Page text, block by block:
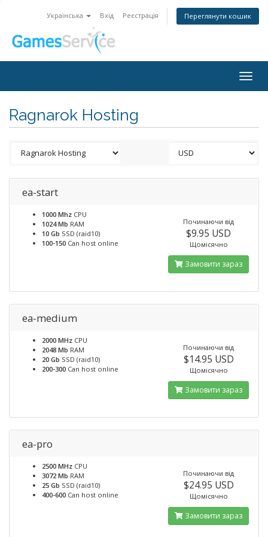
Українська Вхід Реєстрація Переглянути кошик
Ragnarok Hosting
ea-start
1000 Mhz CPU
1024 Mb RAM
10 Gb SSD (raid10)
100-150 Can host online
Починаючи від
$9.95 USD
Щомісячно
Замовити зараз
ea-medium
2000 MHz CPU
2048 Mb RAM
20 Gb SSD (raid10)
200-300 Can host online
Починаючи від
$14.95 USD
Щомісячно
Замовити зараз
ea-pro
2500 MHz CPU
3072 Mb RAM
25 Gb SSD (raid10)
400-600 Can host online
Починаючи від
$24.95 USD
Щомісячно
Замовити зараз